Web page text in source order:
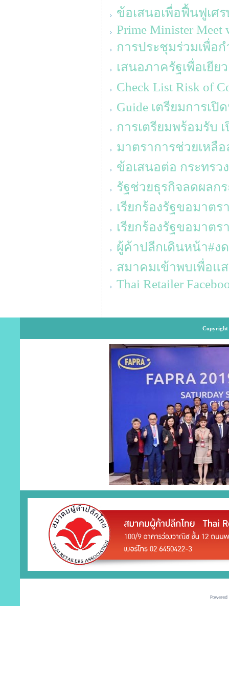
ข้อเสนอเพื่อฟื้นฟูเศ
Prime Minister Meet
การประชุมร่วมเพื่อ
เสนอภาครัฐเพื่อเยีย
Check List Risk of
Guide เตรียมการเปิ
การเตรียมพร้อมรับ
มาตราการช่วยเหลื
ข้อเสนอต่อ กระทรว
รัฐช่วยธุรกิจลดผลก
เรียกร้องรัฐขอมาตร
เรียกร้องรัฐขอมาตร
ผู้ค้าปลีกเดินหน้า#ง
สมาคมเข้าพบเพื่อแ
Thai Retailer
Copyright